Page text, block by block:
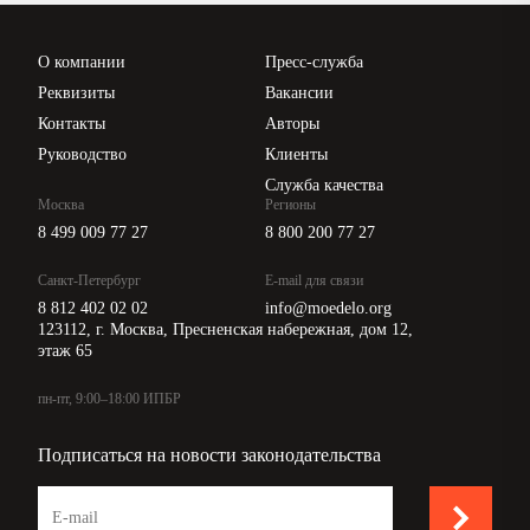
О компании
Реквизиты
Контакты
Руководство
Пресс-служба
Вакансии
Авторы
Клиенты
Служба качества
Москва
8 499 009 77 27
Санкт-Петербург
8 812 402 02 02
Регионы
8 800 200 77 27
E-mail для связи
info@moedelo.org
123112, г. Москва, Пресненская набережная, дом 12,
этаж 65
пн-пт, 9:00–18:00 ИПБР
Подписаться на новости законодательства